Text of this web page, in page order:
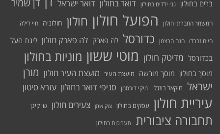
ברים בחולון גני ילדים בחולון דואר בחולון דואר ישראל
המשמר החברתי חולון הפועל חולון חולון חולוניה חיי לילה
חיים זברלו חנה הרצמן כדורסל לה פארק לה פארק חולון ליגת העל
בכדורסל מדיטק חולון מוטי ששון מוניות בחולון
מוסך בחולון מוסך מורשה מועצת העיר מועצת העיר חולון מורן
ישראל מיקאל בוזגלו מיקי דורסמן סניפי דואר בחולון עזרא סיטון
עיריית חולון עסקים בחולון צוק איתן צעירים חולון שי קינן
תחבורה ציבורית תערוכות בחולון